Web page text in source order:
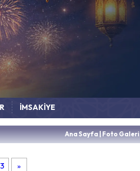
İMSAKİYE
Ana Sayfa|Foto Galeri
»